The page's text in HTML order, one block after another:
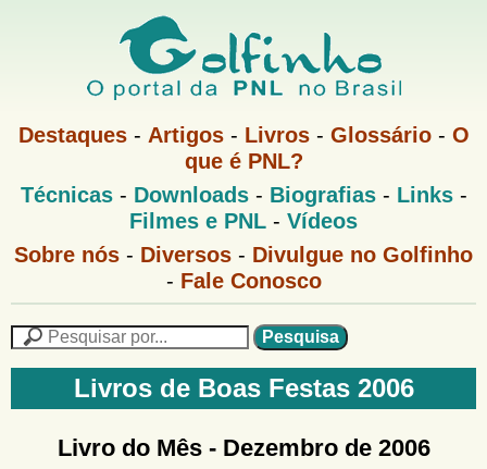
Pular
para
o
principal
G
f
i
n
h
o
M
u
Destaques- Artigos- Livros- Glossário- O
que é PNL?
M
e
P
Técnicas- Downloads- Biografias- Links-
Filmes e PNL - Vídeos
G
n
Sobre nós - Diversos - Divulgue no Golfinho
- Fale Conosco
F
e
Livros de Boas Festas 2006
Livro do Mês - Dezembro de 2006